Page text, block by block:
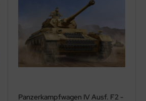
Panzerkampfwagen IV Ausf. F2 -